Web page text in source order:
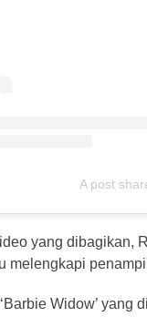
A post
yang dibagikan,
melengkapi
Widow’ yang